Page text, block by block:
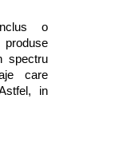
o
spectru
care
in